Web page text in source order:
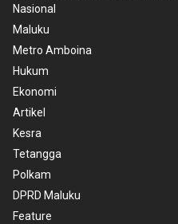
Nasional
Maluku
Metro Amboina
Hukum
Ekonomi
Artikel
Kesra
Tetangga
Polkam
DPRD Maluku
Feature